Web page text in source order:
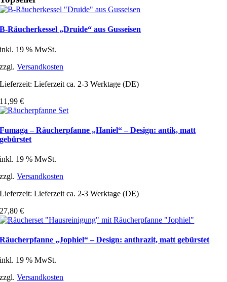
B-Räucherkessel „Druide“ aus Gusseisen
inkl. 19 % MwSt.
zzgl.Versandkosten
Lieferzeit:Lieferzeit ca. 2-3 Werktage (DE)
11,99€
Fumaga – Räucherpfanne „Haniel“ – Design: antik, matt
gebürstet
inkl. 19 % MwSt.
zzgl.Versandkosten
Lieferzeit:Lieferzeit ca. 2-3 Werktage (DE)
27,80€
Räucherpfanne „Jophiel“ – Design: anthrazit, matt gebürstet
inkl. 19 % MwSt.
zzgl.Versandkosten